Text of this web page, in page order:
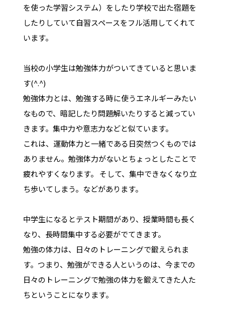
を使った学習システム）をしたり学校で出た宿題を
したりしていて自習スペースをフル活用してくれて
います。
当校の小学生は勉強体力がついてきていると思いま
す(^.^)
勉強体力とは、勉強する時に使うエネルギーみたい
なもので、暗記したり問題解いたりすると減ってい
きます。集中力や意志力などと似ています。
これは、運動体力と一緒である日突然つくものでは
ありません。勉強体力がないとちょっとしたことで
疲れやすくなります。 そして、集中できなくなり立
ち歩いてしまう。などがあります。
中学生になるとテスト期間があり、授業時間も長く
なり、長時間集中する必要がでてきます。
勉強の体力は、日々のトレーニングで鍛えられま
す。つまり、勉強ができる人というのは、今までの
日々のトレーニングで勉強の体力を鍛えてきた人た
ちということになります。